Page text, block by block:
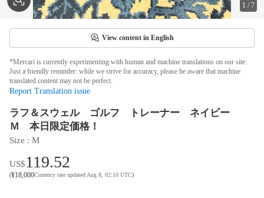
1 /7
View content in English
*Mercari is currently experimenting with human and machine translations on our site.
Just a friendly reminder: while we strive for accuracy, please be aware that machine
translated content may not be perfect.
Report Translation issue
ラフ＆スウェル ゴルフ トレーナー ネイビー
Ｍ 本日限定価格！
Size : M
US$119.52
(¥18,000Currency rate updated Aug 8, 02:10 UTC)